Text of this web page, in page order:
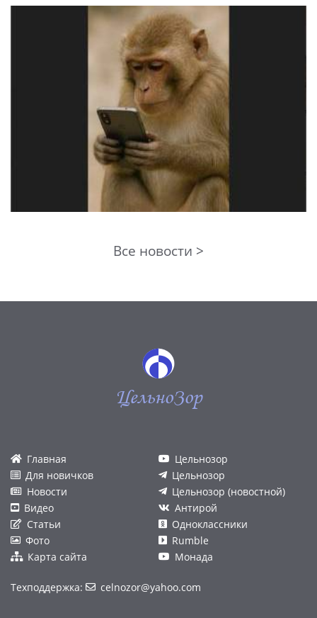
Все новости >
ЦельноЗор
Главная
Для новичков
Новости
Видео
Статьи
Фото
Карта сайта
Цельнозор
Цельнозор
Цельнозор (новостной)
Антирой
Одноклассники
Rumble
Монада
Техподдержка: celnozor@yahoo.com